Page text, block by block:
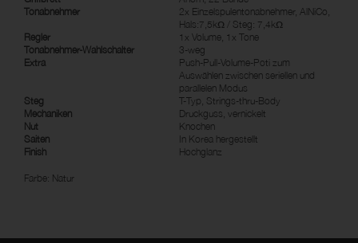
Tonabnehmer
2x Einzelspulentonabnehmer, AlNiCo,
Hals:7,5kΩ / Steg: 7,4kΩ
Regler
1x Volume, 1x Tone
Tonabnehmer-Wahlschalter
3-weg
Extra
Push-Pull-Volume-Poti zum
Auswählen zwischen seriellen und
parallelen Modus
Steg
T-Typ, Strings-thru-Body
Mechaniken
Druckguss, vernickelt
Nut
Knochen
Saiten
In Korea hergestellt
Finish
Hochglanz
Farbe: Natur